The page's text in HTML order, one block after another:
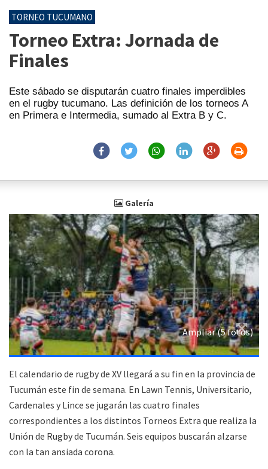
TORNEO TUCUMANO
Torneo Extra: Jornada de
Finales
Este sábado se disputarán cuatro finales imperdibles
en el rugby tucumano. Las definición de los torneos A
en Primera e Intermedia, sumado al Extra B y C.
Galería
Ampliar (5 fotos)
El calendario de rugby de XV llegará a su fin en la provincia de
Tucumán este fin de semana. En Lawn Tennis, Universitario,
Cardenales y Lince se jugarán las cuatro finales
correspondientes a los distintos Torneos Extra que realiza la
Unión de Rugby de Tucumán. Seis equipos buscarán alzarse
con la tan ansiada corona.